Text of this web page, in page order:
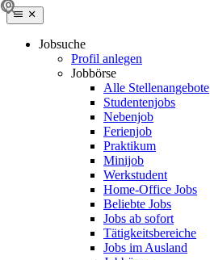
Jobsuche
Profil anlegen
Jobbörse
Alle Stellenangebote
Studentenjobs
Nebenjob
Ferienjob
Praktikum
Minijob
Werkstudent
Home-Office Jobs
Beliebte Jobs
Jobs ab sofort
Tätigkeitsbereiche
Jobs im Ausland